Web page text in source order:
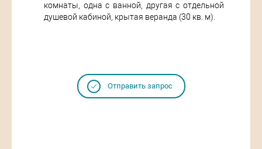
комнаты, одна с ванной, другая с отдельной
душевой кабиной, крытая веранда (30 кв. м).
Отправить запрос